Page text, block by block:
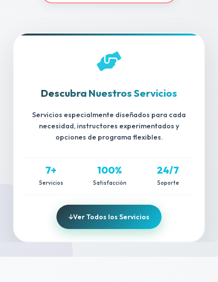
Descubra Nuestros Servicios
Servicios especialmente diseñados para cada
necesidad, instructores experimentados y
opciones de programa flexibles.
7+
Servicios
100%
Satisfacción
24/7
Soporte
Ver Todos los Servicios